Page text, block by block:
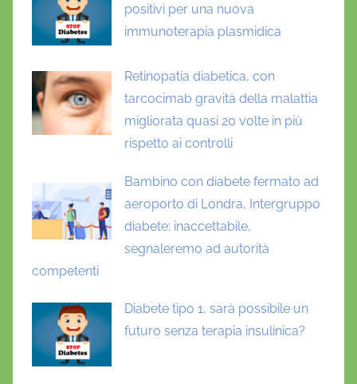
-
8
8
0
positivi per una nuova
immunoterapia plasmidica
Retinopatia diabetica, con
tarcocimab gravità della malattia
migliorata quasi 20 volte in più
rispetto ai controlli
Bambino con diabete fermato ad
aeroporto di Londra, Intergruppo
diabete: inaccettabile,
segnaleremo ad autorità
competenti
Diabete tipo 1, sarà possibile un
futuro senza terapia insulinica?